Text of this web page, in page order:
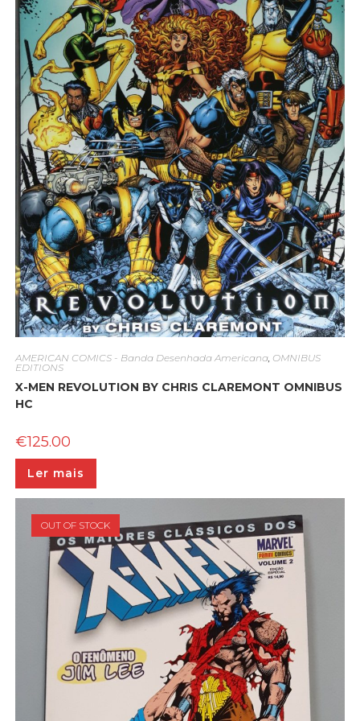
AMERICAN COMICS - Banda Desenhada Americana, OMNIBUS
EDITIONS
X-MEN REVOLUTION BY CHRIS CLAREMONT OMNIBUS
HC
€125.00
Ler mais
OUT OF STOCK